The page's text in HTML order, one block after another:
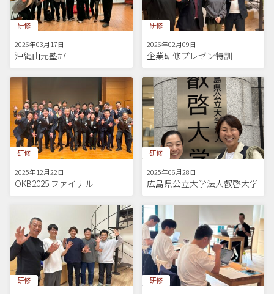
研修
2026年03月17日
沖縄山元塾#7
研修
2026年02月09日
企業研修プレゼン特訓
研修
2025年12月22日
OKB2025 ファイナル
研修
2025年06月28日
広島県公立大学法人叡啓大学
研修 研修